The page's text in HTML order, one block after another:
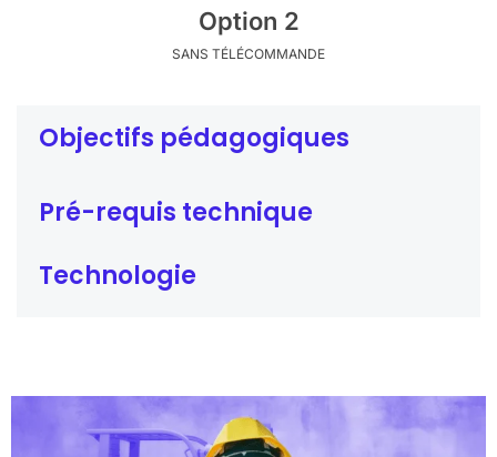
Option 2
SANS TÉLÉCOMMANDE
Objectifs pédagogiques
Pré-requis technique
Technologie